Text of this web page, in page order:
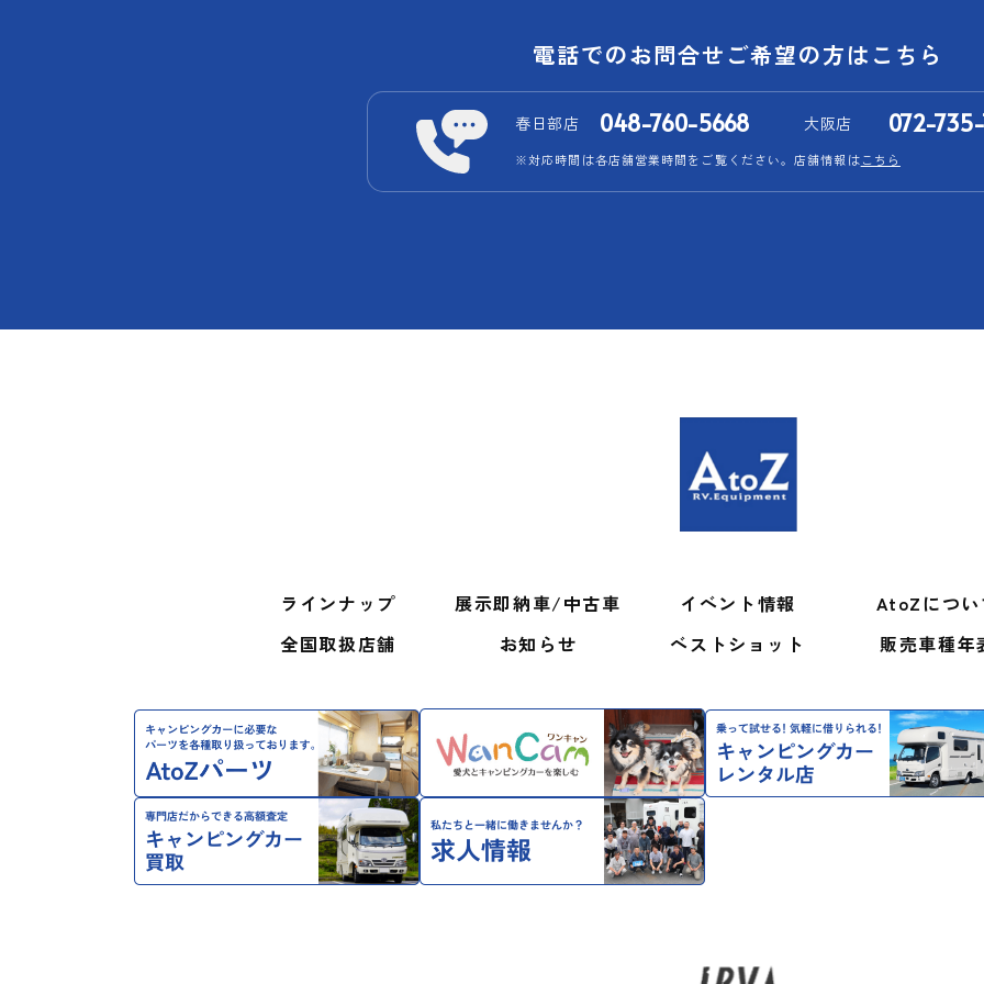
電話でのお問合せご希望の方はこちら
春日部店 048-760-5668 大阪店 072-
※対応時間は各店舗営業時間をご覧ください。店舗情報はこちら
ラインナップ 展示即納車/中古車 イベント情報
AtoZにつ
全国取扱店舗
お知らせ ベストショット 販売車種年